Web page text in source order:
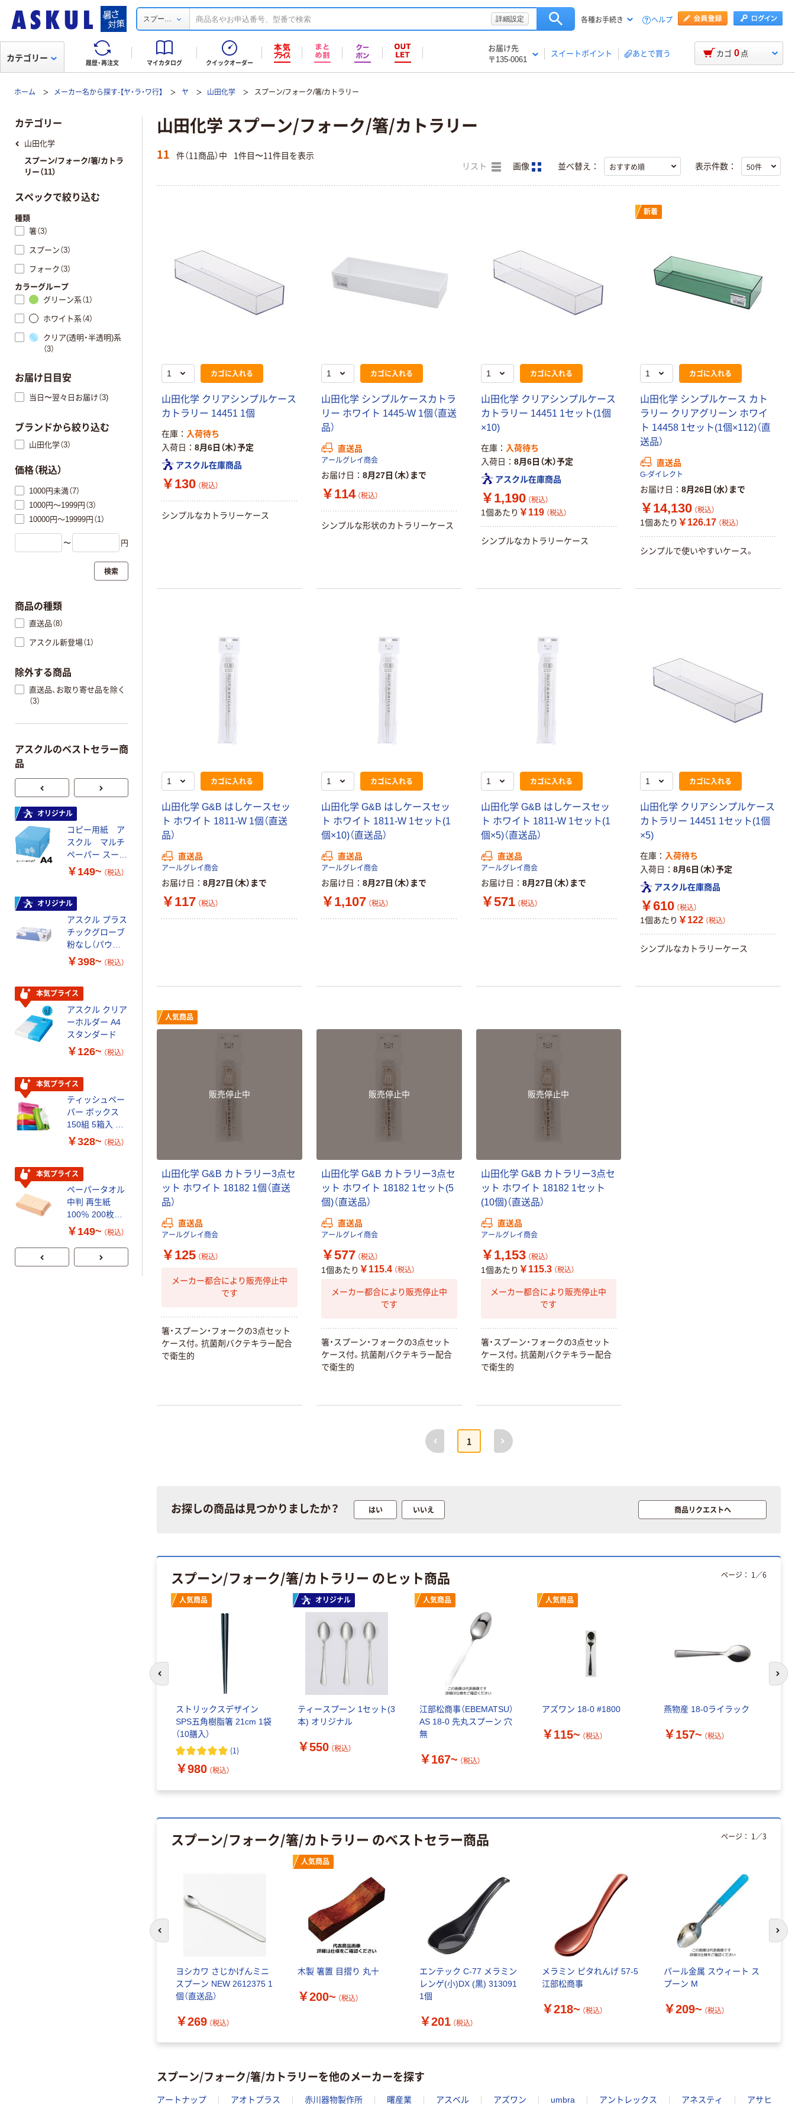
スプー... 詳細設定 各種お手続き ヘルプ
履歴・再注文 マイカタログ クイックオーダー
お届け先
〒135-0061
スイートポイント あとで買う
カテゴリー カゴ 0 点
ホーム メーカー名から探す-【ヤ・ラ・ワ行】 ヤ 山田化学 スプーン/フォーク/箸/カトラリー
山田化学 スプーン/フォーク/箸/カトラリー
11 件（11商品）中 1件目〜11件目を表示
リスト 画像 並べ替え： 表示件数：
カゴに入れる
山田化学 クリアシンプルケース
カトラリー 14451 1個
在庫
入荷待ち
入荷日
8月6日（木）予定
アスクル在庫商品
￥130 （税込）
シンプルなカトラリーケース
カゴに入れる
山田化学 シンプルケースカトラ
リー ホワイト 1445-W 1個（直送
品）
直送品
アールグレイ商会
お届け日 8月27日（木）まで
￥114 （税込）
シンプルな形状のカトラリーケース
カゴに入れる
山田化学 クリアシンプルケース
カトラリー 14451 1セット(1個
×10)
在庫
入荷待ち
入荷日
8月6日（木）予定
アスクル在庫商品
￥1,190 （税込）
1個あたり ￥119 （税込）
シンプルなカトラリーケース
新着
カゴに入れる
山田化学 シンプルケース カト
ラリー クリアグリーン ホワイ
ト 14458 1セット(1個×112)（直
送品）
直送品
G-ダイレクト
お届け日 8月26日（水）まで
￥14,130 （税込）
1個あたり ￥126.17 （税込）
シンプルで使いやすいケース。
カゴに入れる
山田化学 G&B はしケースセッ
ト ホワイト 1811-W 1個（直送
品）
直送品
アールグレイ商会
お届け日 8月27日（木）まで
￥117 （税込）
カゴに入れる
山田化学 G&B はしケースセッ
ト ホワイト 1811-W 1セット(1
個×10)（直送品）
直送品
アールグレイ商会
お届け日 8月27日（木）まで
￥1,107 （税込）
カゴに入れる
山田化学 G&B はしケースセッ
ト ホワイト 1811-W 1セット(1
個×5)（直送品）
直送品
アールグレイ商会
お届け日 8月27日（木）まで
￥571 （税込）
カゴに入れる
山田化学 クリアシンプルケース
カトラリー 14451 1セット(1個
×5)
在庫
入荷待ち
入荷日
8月6日（木）予定
アスクル在庫商品
￥610 （税込）
1個あたり ￥122 （税込）
シンプルなカトラリーケース
人気商品
販売停止中
山田化学 G&B カトラリー3点セ
ット ホワイト 18182 1個（直送
品）
直送品
アールグレイ商会
￥125 （税込）
メーカー都合により販売停止中
です
箸・スプーン・フォークの3点セット
ケース付。抗菌剤バクテキラー配合
で衛生的
販売停止中
山田化学 G&B カトラリー3点セ
ット ホワイト 18182 1セット(5
個)（直送品）
直送品
アールグレイ商会
￥577 （税込）
1個あたり ￥115.4 （税込）
メーカー都合により販売停止中
です
箸・スプーン・フォークの3点セット
ケース付。抗菌剤バクテキラー配合
で衛生的
販売停止中
山田化学 G&B カトラリー3点セ
ット ホワイト 18182 1セット
(10個)（直送品）
直送品
アールグレイ商会
￥1,153 （税込）
1個あたり ￥115.3 （税込）
メーカー都合により販売停止中
です
箸・スプーン・フォークの3点セット
ケース付。抗菌剤バクテキラー配合
で衛生的
前へ
1
次へ
お探しの商品は見つかりましたか？ はい いいえ 商品リクエストへ
スプーン/フォーク/箸/カトラリー のヒット商品
人気商品
ストリックスデザイン
SPS五角樹脂箸 21cm 1袋
（10膳入）
(1)
￥980 （税込）
オリジナル
ティースプーン 1セット(3
本) オリジナル
￥550 （税込）
人気商品
江部松商事（EBEMATSU）
AS 18-0 先丸スプーン 穴
無
￥167~ （税込）
人気商品
アズワン 18-0 #1800
￥115~ （税込）
燕物産 18-0ライラック
￥157~ （税込）
ページ： 1 ／6
次
スプーン/フォーク/箸/カトラリー のベストセラー商品
ヨシカワ さじかげんミニ
スプーン NEW 2612375 1
個（直送品）
￥269 （税込）
人気商品
木製 箸置 目摺り 丸十
￥200~ （税込）
エンテック C-77 メラミン
レンゲ(小)DX (黒) 313091
1個
￥201 （税込）
メラミン ピタれんげ 57-5
江部松商事
￥218~ （税込）
パール金属 スウィート ス
プーン M
￥209~ （税込）
ページ： 1 ／3
次
スプーン/フォーク/箸/カトラリーを他のメーカーを探す
アートナップ アオトプラス 赤川器物製作所 曙産業 アスベル アズワン umbra アントレックス アネスティ アサヒ
カテゴリー
山田化学
スプーン/フォーク/箸/カトラ
リー（11）
スペックで絞り込む
種類
箸（3）
スプーン（3）
フォーク（3）
カラーグループ
グリーン系（1）
ホワイト系（4）
クリア(透明・半透明)系
（3）
お届け日目安
当日〜翌々日お届け（3)
ブランドから絞り込む
山田化学（3）
価格（税込）
1000円未満（7）
1000円～1999円（3）
10000円～19999円（1）
〜 円
検索
商品の種類
直送品（8）
アスクル新登場（1）
除外する商品
直送品、お取り寄せ品を除く
（3）
アスクルのベストセラー商
品
オリジナル
コピー用紙 ア
スクル マルチ
ペーパー スーパ
ーホワイト+
￥149~ （税込）
オリジナル
アスクル プラス
チックグローブ
粉なし（パウダ
ーフリー）
￥398~ （税込）
本気プライス
アスクル クリア
ーホルダー A4
スタンダード
￥126~ （税込）
本気プライス
ティッシュペー
パー ボックス
150組 5箱入 ア
スクル スマート
証
￥328~ （税込）
本気プライス
ペーパータオル
中判 再生紙
100％ 200枚
FSC認証 シング
企画 オリジナル
￥149~ （税込）
オリジナル
スーパーエコノ
ミー+
￥149~
本気プライス
トイレットペー
アスクル 耳にや
さしい やわらか
￥458~
トイレットペー
パー シングル
120ｍ 再生紙
100% 6ロール
芯あり FSC認
証
￥470~
期間限定価格
アスクル プラ
し（パウダーフ
リー）
￥298~
本気プライス
蛍光オプテック
ス1(アスクル限
定モデル) 蛍光
ペン ゼブラ
￥52~ （税込）
本気プライス
嬬恋銘水 ナチュ
G バルクタイプ
本気プライス
ファーストレイ
ップ
￥374~
オリジナル
【アスクル限定】
ファーストレイ
ト ニトリルグ
ローブ ホワイ
ト 粉なし（パ
￥698~ （税込）
ペーパータオル
ウダーフリー）
オリジナル
アスクル 検査用
ディスポパンツ
（税込）
本気プライス
アスクル トイ
レクリーナー
【ガムテープ】ア
コピー用紙 ア
ーホワイト+
￥149~
オリジナル
アスクル プラス
チックグローブ
粉なし（パウダ